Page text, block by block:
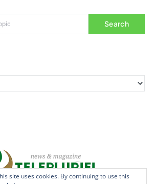
Search
site uses cookies. By continuing to use this